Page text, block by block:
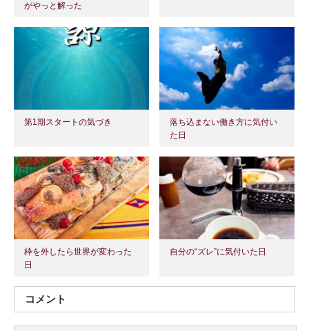
がやっと解った
第1期スタートの気づき
落ち込まない働き方に気付い
た日
枠を外したら世界が変わった
日
自分の“ズレ”に気付いた日
コメント